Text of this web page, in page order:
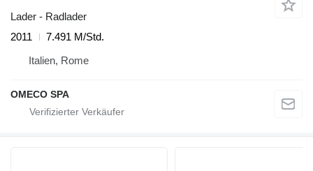
Lader - Radlader
2011
7.491 M/Std.
Italien, Rome
OMECO SPA